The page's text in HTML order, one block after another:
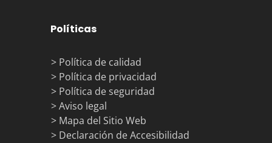
Políticas
> Política de calidad
> Política de privacidad
> Política de seguridad
> Aviso legal
> Mapa del Sitio Web
> Declaración de Accesibilidad